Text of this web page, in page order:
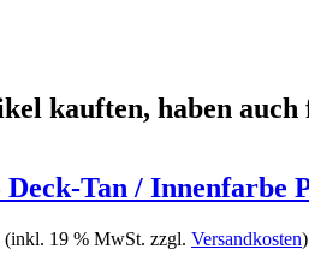
kauften, haben
Deck-Tan / Innenfarbe
(inkl. 19 % MwSt. zzgl. Versandkosten)